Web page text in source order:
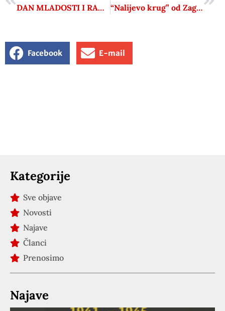
DAN MLADOSTI I RADOSTI “Nalijevo krug” od Zagorja do svijeta
Facebook E-mail
Kategorije
Sve objave
Novosti
Najave
Članci
Prenosimo
Najave